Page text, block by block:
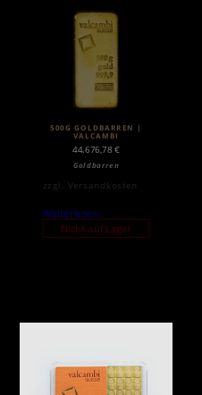
500G GOLDBARREN |
VALCAMBI
44.676,78€
Goldbarren
zzgl. Versandkosten
Weiterlesen
Nicht auf Lager